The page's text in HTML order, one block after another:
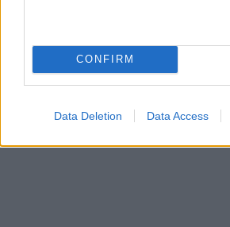
CONFIRM
Data Deletion Data Access
Alzey-weinheim - 784.1km
Gutenbornerhof